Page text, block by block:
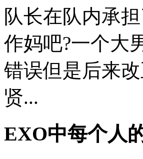
队长在队内承
作妈吧?一个大
错误但是后来
贤...
EXO中每个人